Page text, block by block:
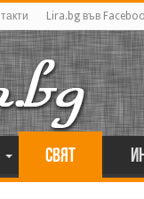
Lira.bg във
Свят